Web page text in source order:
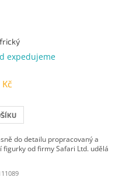
expedujeme
do detailu propracovaný a
od firmy Safari Ltd. udělá